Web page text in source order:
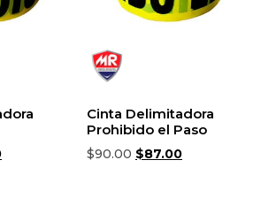
Cinta Delimitadora
Prohibido el Paso
$90.00 $87.00